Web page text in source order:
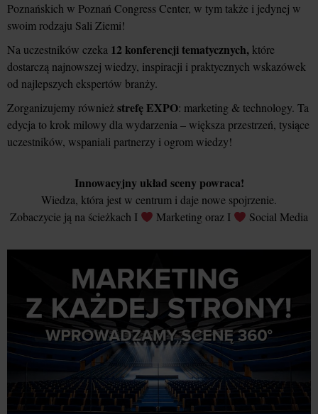
Poznańskich w Poznań Congress Center, w tym także i jedynej w
swoim rodzaju Sali Ziemi!
Na uczestników czeka 12 konferencji tematycznych, które
dostarczą najnowszej wiedzy, inspiracji i praktycznych wskazówek
od najlepszych ekspertów branży.
Zorganizujemy równieżstrefę EXPO: marketing & technology. Ta
edycja to krok milowy dla wydarzenia – większa przestrzeń, tysiące
uczestników, wspaniali partnerzy i ogrom wiedzy!
Innowacyjny układ sceny powraca!
Wiedza, która jest w centrum i daje nowe spojrzenie.
Zobaczycie ją na ścieżkach I
Marketing oraz I Social Media